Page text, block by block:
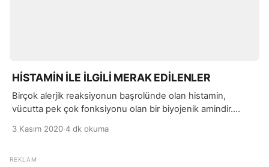
HİSTAMİN İLE İLGİLİ MERAK EDİLENLER
Birçok alerjik reaksiyonun başrolünde olan histamin,
vücutta pek çok fonksiyonu olan bir biyojenik amindir.
3 Kasım 2020·4 dk okuma